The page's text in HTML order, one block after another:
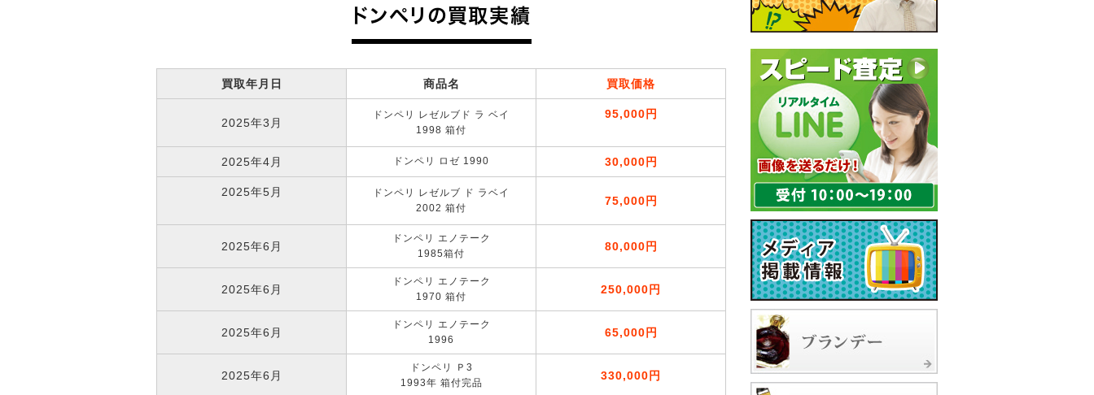
ドンペリの買取実績
買取年月日 商品名 買取価格
2025年3月
ドンペリ レゼルブド ラ ベイ
1998 箱付
95,000円
2025年4月 ドンペリ ロゼ 1990 30,000円
2025年5月
ドンペリ レゼルブ ド ラベイ
2002 箱付
75,000円
2025年6月
ドンペリ エノテーク
1985箱付
80,000円
2025年6月
ドンペリ エノテーク
1970 箱付
250,000円
2025年6月
ドンペリ エノテーク
1996
65,000円
2025年6月
ドンペリ Ｐ3
1993年 箱付完品
330,000円